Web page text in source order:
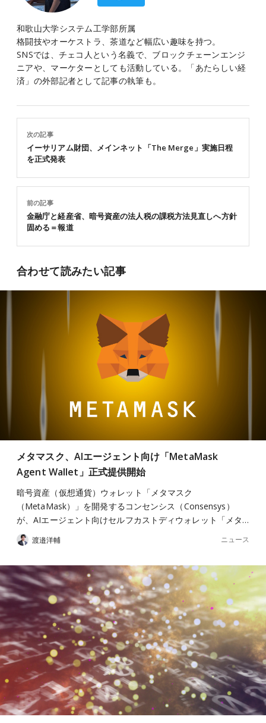
和歌山大学システム工学部所属
格闘技やオーケストラ、茶道など幅広い趣味を持つ。
SNSでは、チェコ人という名義で、ブロックチェーンエンジ
ニアや、マーケターとしても活動している。「あたらしい経
済」の外部記者として記事の執筆も。
前の記事
金融庁と経産省、暗号資産の法人税の課税方法見直しへ方針
固める＝報道
次の記事
イーサリアム財団、メインネット「The Merge」実施日程
を正式発表
合わせて読みたい記事
メタマスク、AIエージェント向け「MetaMask
Agent Wallet」正式提供開始
暗号資産（仮想通貨）ウォレット「メタマスク
（MetaMask）」を開発するコンセンシス（Consensys）
が、AIエージェント向けセルフカストディウォレット「メタ…
渡邉洋輔 ニュース